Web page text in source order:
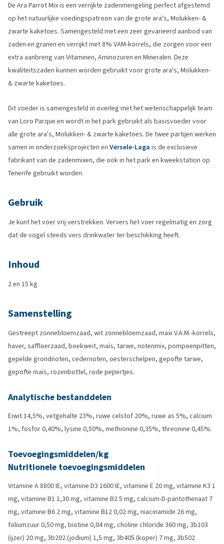
De Ara Parrot Mix is een verrijkte zadenmengeling perfect afgestemd
op het natuurlijke voedingspatroon van de grote ara's, Molukken- &
zwarte kaketoes. Samengesteld met een zeer gevarieerd aanbod van
zaden en granen en verrijkt met 8% VAM-korrels, die zorgen voor een
extra aanbreng van Vitaminen, Aminozuren en Mineralen. Deze
kwaliteitszaden kunnen worden gebruikt voor grote ara's, Molukken-
& zwarte kaketoes.
Dit voeder is samengesteld in overleg met het wetenschappelijk team
van Loro Parque en wordt in het park gebruikt als basisvoeder voor
alle grote ara's, Molukken- & zwarte kaketoes. De twee partijen werken
samen in onderzoeksprojecten en Versele-Laga is de exclusieve
fabrikant van de zadenmixen, die ook in het park en kweekstation op
Tenerife gebruikt worden.
Gebruik
Je kunt het voer vrij verstrekken. Ververs het voer regelmatig en zorg
dat de vogel steeds vers drinkwater ter beschikking heeft.
Inhoud
2 en 15 kg
Samenstelling
Gestreept zonnebloemzaad, wit zonnebloemzaad, maxi V.A.M.-korrels,
haver, saffloerzaad, boekweit, maïs, tarwe, notenmix, pompoenpitten,
gepelde grondnoten, cedernoten, oesterschelpen, gepofte tarwe,
gepofte maïs, rozenbottel, rode pepertjes.
Analytische bestanddelen
Eiwit 14,5%, vetgehalte 23%, ruwe celstof 20%, ruwe as 5%, calcium
1%, fosfor 0,40%, lysine 0,50%, methionine 0,35%, threonine 0,45%.
Toevoegingsmiddelen/kg
Nutritionele toevoegingsmiddelen
Vitamine A 8800 IE, vitamine D3 1600 IE, vitamine E 20 mg, vitamine K3 1
mg, vitamine B1 1,30 mg, vitamine B2 5 mg, calcium-D-pantothenaat 7
mg, vitamine B6 2 mg, vitamine B12 0,02 mg, niacinamide 26 mg,
foliumzuur 0,50 mg, biotine 0,04 mg, choline chloride 360 mg, 3b103
(ijzer) 20 mg, 3b202 (jodium) 1,5 mg, 3b405 (koper) 7 mg, 3b502